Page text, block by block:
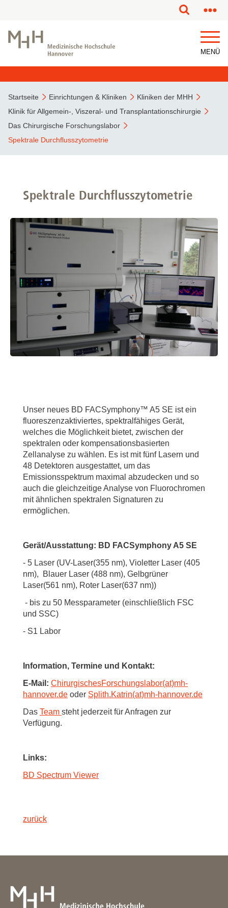
MENÜ
Startseite Einrichtungen & Kliniken
Kliniken der MHH
Klinik für Allgemein-, Viszeral- und Transplantationschirurgie
Das Chirurgische Forschungslabor
Spektrale Durchflusszytometrie
Spektrale Durchflusszytometrie
Unser neues BD FACSymphony™ A5 SE ist ein
fluoreszenzaktiviertes, spektralfähiges Gerät,
welches die Möglichkeit bietet, zwischen der
spektralen oder kompensationsbasierten
Zellanalyse zu wählen. Es ist mit fünf Lasern und
48 Detektoren ausgestattet, um das
Emissionsspektrum maximal abzudecken und so
auch die gleichzeitige Analyse von Fluorochromen
mit ähnlichen spektralen Signaturen zu
ermöglichen.
Gerät/Ausstattung: BD FACSymphony A5 SE
- 5 Laser (UV-Laser(355 nm), Violetter Laser (405
nm), Blauer Laser (488 nm), Gelbgrüner
Laser(561 nm), Roter Laser(637 nm))
- bis zu 50 Messparameter (einschließlich FSC
und SSC)
- S1 Labor
Information, Termine und Kontakt:
E-Mail: ChirurgischesForschungslabor(at)mh-
hannover.de oder Splith.Katrin(at)mh-hannover.de
Das Team steht jederzeit für Anfragen zur
Verfügung.
Links:
BD Spectrum Viewer
zurück